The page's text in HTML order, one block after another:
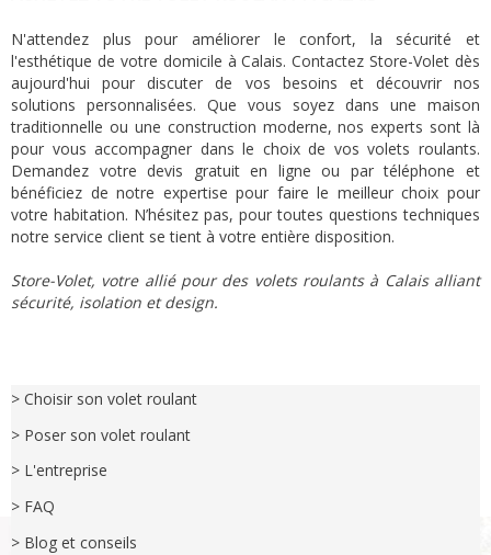
N'attendez plus pour améliorer le confort, la sécurité et
l'esthétique de votre domicile à Calais. Contactez Store-Volet dès
aujourd'hui pour discuter de vos besoins et découvrir nos
solutions personnalisées. Que vous soyez dans une maison
traditionnelle ou une construction moderne, nos experts sont là
pour vous accompagner dans le choix de vos volets roulants.
Demandez votre devis gratuit en ligne ou par téléphone et
bénéficiez de notre expertise pour faire le meilleur choix pour
votre habitation. N’hésitez pas, pour toutes questions techniques
notre service client se tient à votre entière disposition.
Store-Volet, votre allié pour des volets roulants à Calais alliant
sécurité, isolation et design.
> Choisir son volet roulant
> Poser son volet roulant
> L'entreprise
> FAQ
> Blog et conseils